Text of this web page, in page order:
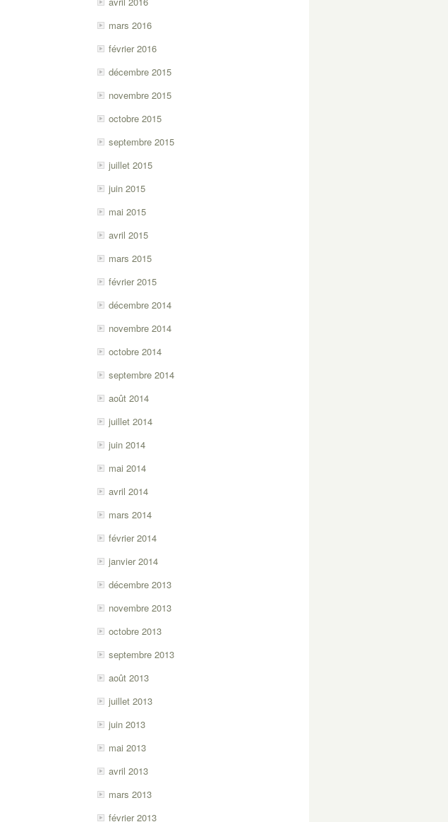
mars 2016
février 2016
décembre 2015
novembre 2015
octobre 2015
septembre 2015
juillet 2015
juin 2015
mai 2015
avril 2015
mars 2015
février 2015
décembre 2014
novembre 2014
octobre 2014
septembre 2014
août 2014
juillet 2014
juin 2014
mai 2014
avril 2014
mars 2014
février 2014
janvier 2014
décembre 2013
novembre 2013
octobre 2013
septembre 2013
août 2013
juillet 2013
juin 2013
mai 2013
avril 2013
mars 2013
février 2013